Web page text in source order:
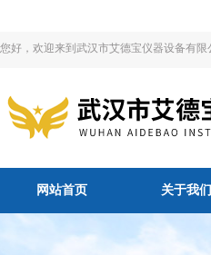
您好，欢迎来到武汉市艾德宝仪器设备有限
网站首页 关于我们